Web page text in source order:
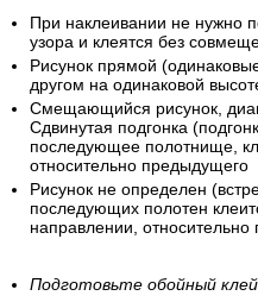
При наклеивании не нужно
узора и клеятся без
Рисунок прямой
другом на одинаковой
Смещающийся рисунок,
Сдвинутая подгонка
последующее полотнище,
относительно предыдущего
Рисунок не определен
последующих полотен
направлении,
Подготовьте обойный клей